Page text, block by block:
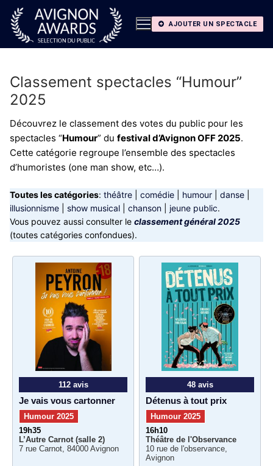
Aller
contenu
AJOUTER UN SPECTACLE
Classement spectacles “Humour”
2025
Découvrez le classement des votes du public pour les
spectacles “Humour” du festival d’Avignon OFF 2025.
Cette catégorie regroupe l’ensemble des spectacles
d’humoristes (one man show, etc…).
Toutes les catégories: théâtre comédie humour danse
illusionnisme
show musical chanson jeune public.
Vous pouvez aussi consulter le classement général 2025
(toutes catégories confondues).
112 avis
Je vais vous cartonner
Humour 2025
19h35
L’Autre Carnot (salle 2)
7 rue Carnot, 84000 Avignon
48 avis
Détenus à tout prix
Humour 2025
16h10
Théâtre de l'Observance
10 rue de l'observance,
Avignon